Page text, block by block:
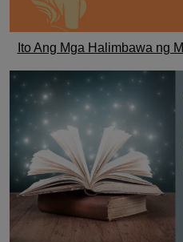
Ito Ang Mga Halimbawa ng